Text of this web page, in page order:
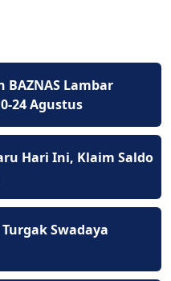
BAZNAS Lambar
24 Agustus
Hari Ini, Klaim Saldo
Swadaya